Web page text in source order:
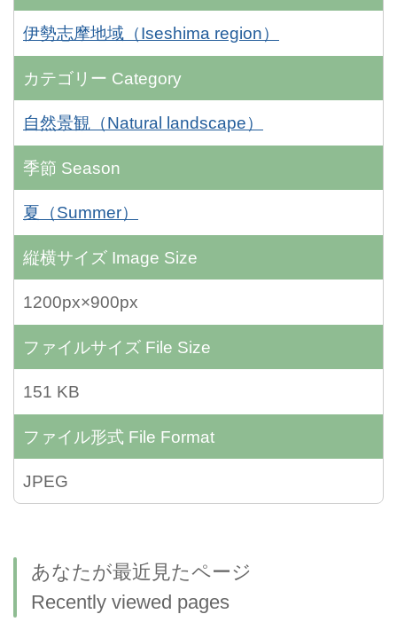
伊勢志摩地域（Iseshima region）
カテゴリー Category
自然景観（Natural landscape）
季節 Season
夏（Summer）
縦横サイズ Image Size
1200px×900px
ファイルサイズ File Size
151 KB
ファイル形式 File Format
JPEG
あなたが最近見たページ
Recently viewed pages